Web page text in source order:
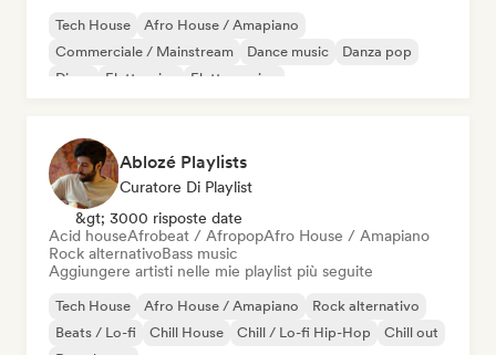
Tech House
Afro House / Amapiano
Commerciale / Mainstream
Dance music
Danza pop
Disco
Elettronica Elettro swing
Ablozé Playlists
Curatore Di Playlist
&gt; 3000 risposte date
Acid houseAfrobeat / AfropopAfro House / Amapiano
Rock alternativoBass music
Aggiungere artisti nelle mie playlist più seguite
Tech House Afro House / Amapiano
Rock alternativo
Beats / Lo-fi
Chill House Chill / Lo-fi Hip-Hop
Chill out